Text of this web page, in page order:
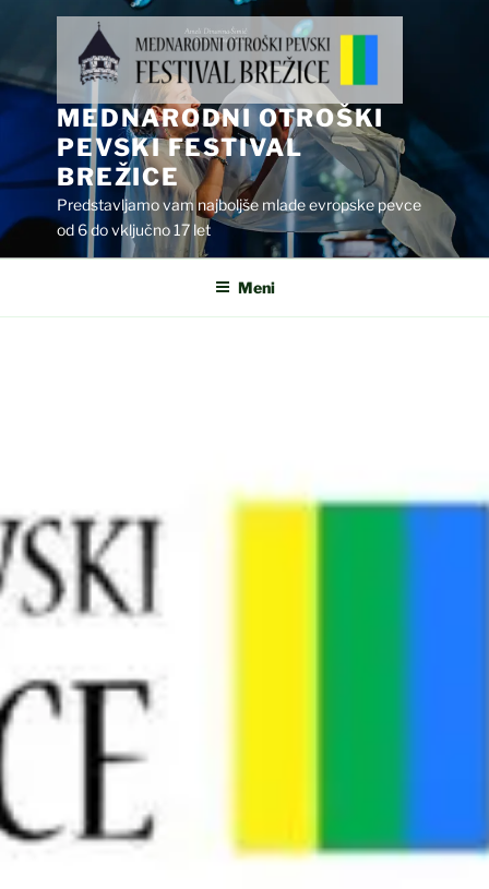
vsebino
MEDNARODNI OTROŠKI
PEVSKI FESTIVAL
BREŽICE
Predstavljamo vam najboljše mlade evropske pevce
od 6 do vključno 17 let
Meni